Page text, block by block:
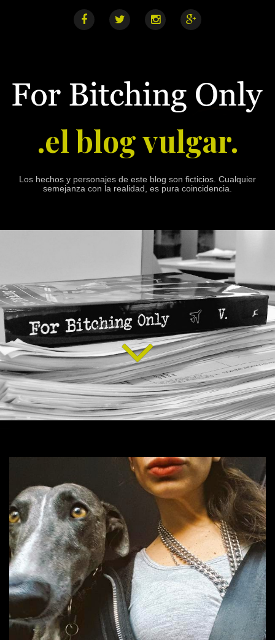
F
o
k
T I
a
m
G
.el blog vulgar.
Los hechos y personajes de este blog son ficticios. Cualquier
semejanza con la realidad, es pura coincidencia.